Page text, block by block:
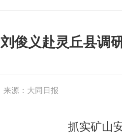
刘俊义赴灵丘县调
来源： 大同日报
抓实矿山